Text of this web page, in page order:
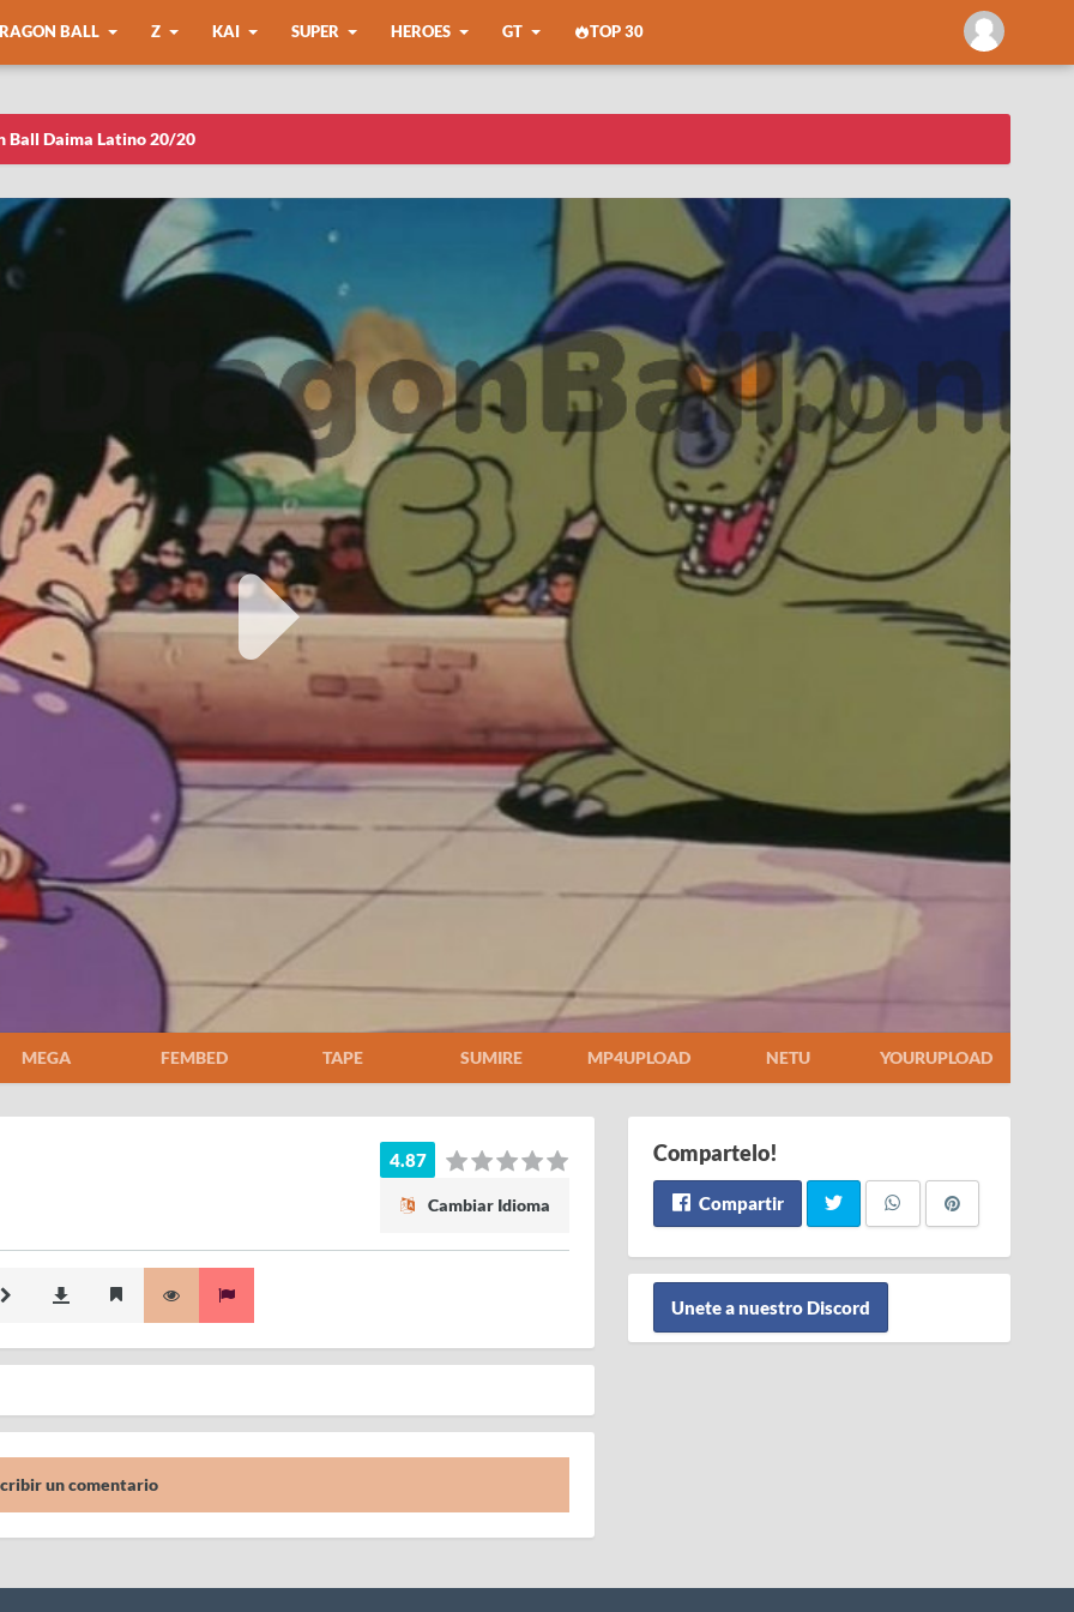
BALL Z KAI SUPER HEROES GT TOP 30
Ball Daima Latino 20/20
MEGA FEMBED TAPE SUMIRE MP4UPLOAD NETU YOURUPLOAD
4.87
Cambiar Idioma
un comentario
Compartelo!
Compartir
Unete a nuestro Discord